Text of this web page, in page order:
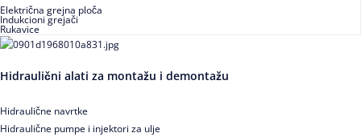
Električna grejna ploča
Indukcioni grejači
Rukavice
Hidraulični alati za montažu i demontažu
Hidraulične navrtke
Hidraulične pumpe i injektori za ulje